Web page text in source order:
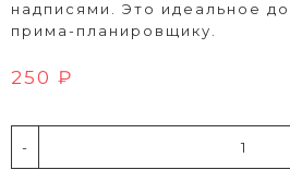
надписями. Это идеальное
прима-планировщику.
250 ₽
-